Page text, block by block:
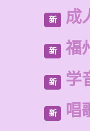
新 成
新 福
新 学
新 唱